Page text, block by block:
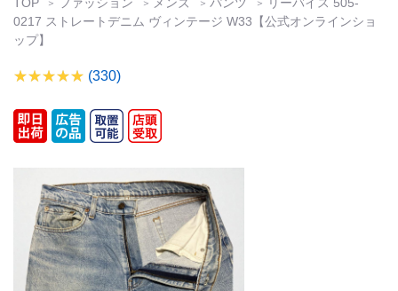
0217 ストレートデニム ヴィンテージ W33【公式オンラインショ
ップ】
(330)